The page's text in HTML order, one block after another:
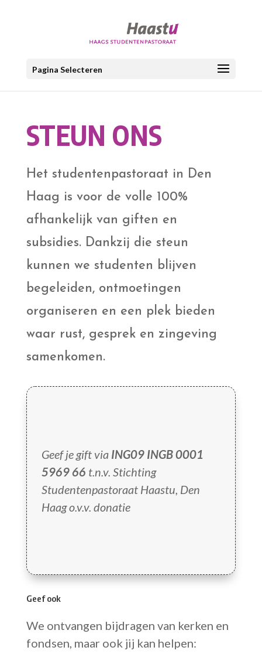
Pagina Selecteren
STEUN ONS
Het studentenpastoraat in Den
Haag is voor de volle 100%
afhankelijk van giften en
subsidies. Dankzij die steun
kunnen we studenten blijven
begeleiden, ontmoetingen
organiseren en een plek bieden
waar rust, gesprek en zingeving
samenkomen.
Geef je gift via ING09 INGB 0001
5969 66 t.n.v. Stichting
Studentenpastoraat Haastu, Den
Haag o.v.v. donatie
Geef ook
We ontvangen bijdragen van kerken en
fondsen, maar ook jij kan helpen: